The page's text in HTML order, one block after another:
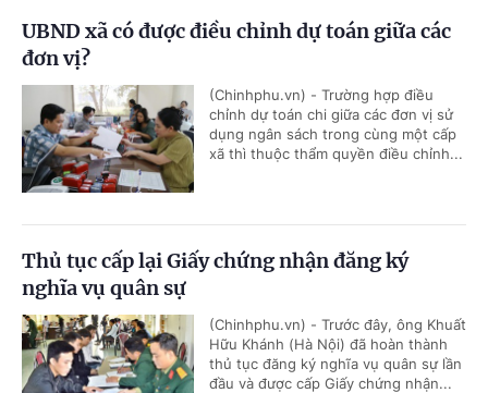
UBND xã có được điều chỉnh dự toán giữa các
đơn vị?
(Chinhphu.vn) - Trường hợp điều
chỉnh dự toán chi giữa các đơn vị sử
dụng ngân sách trong cùng một cấp
xã thì thuộc thẩm quyền điều chỉnh...
Thủ tục cấp lại Giấy chứng nhận đăng ký
nghĩa vụ quân sự
(Chinhphu.vn) - Trước đây, ông Khuất
Hữu Khánh (Hà Nội) đã hoàn thành
thủ tục đăng ký nghĩa vụ quân sự lần
đầu và được cấp Giấy chứng nhận...